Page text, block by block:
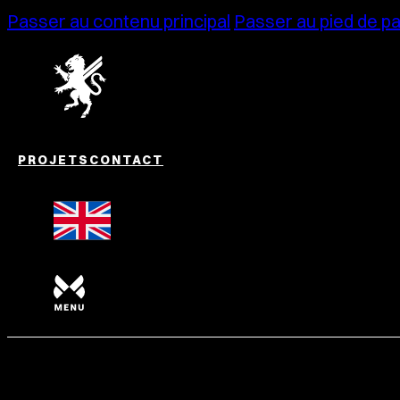
Passer au contenu principal Passer au pied de
PROJETS CONTACT